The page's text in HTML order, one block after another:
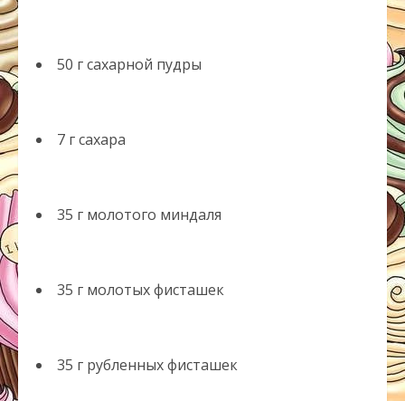
50 г сахарной пудры
7 г сахара
35 г молотого миндаля
35 г молотых фисташек
35 г рубленных фисташек